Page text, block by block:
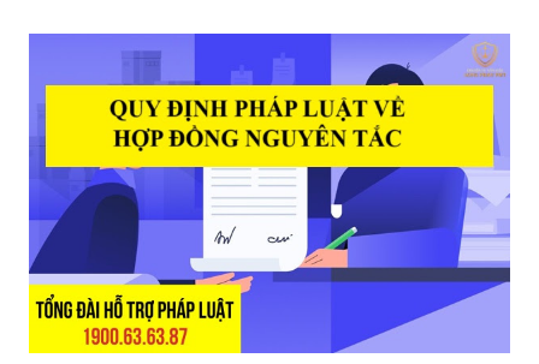
và toàn diện về quy định giữ lại tiền bảo hành công trình xây dựng.
Khi nào được giữ tiền bảo hành nhà ở của nhà thầu Mục Đích Giữ Lại
Tiền Bảo Hành Công Trình Tiền bảo hành công trình, về bản chất, là
một phần giá trị hợp đồng xây dựng mà chủ đầu tư tạm thời giữ lại
sau khi công trình hoàn thành. Khoản tiền này đóng vai trò như một
"cam kết" từ phía nhà t...